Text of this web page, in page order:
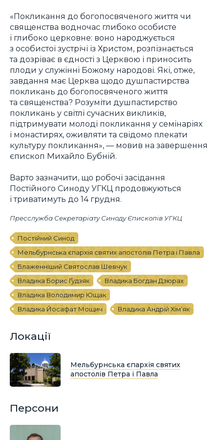
«Покликання до богопосвяченого життя чи
священства водночас глибоко особисте
і глибоко церковне: воно народжується
з особистої зустрічі із Христом, розпізнається
та дозріває в єдності з Церквою і приносить
плоди у служінні Божому народові. Які, отже,
завдання має Церква щодо душпастирства
покликань до богопосвяченого життя
та священства? Розуміти душпастирство
покликань у світлі сучасних викликів,
підтримувати молоді покликання у семінаріях
і монастирях, оживляти та свідомо плекати
культуру покликання», — мовив на завершення
єпископ Михайло Бубній.
Варто зазначити, що робочі засідання
Постійного Синоду УГКЦ продовжуються
і триватимуть до 14 грудня.
Пресслужба Секретаріату Синоду Єпископів УГКЦ
Постійний Синод
Мельбурнська єпархія святих апостолів Петра і Павла
Блаженніший Святослав Шевчук
Владика Борис Ґудзяк
Владика Богдан Дзюрах
Владика Володимир Ющак
Владика Йосафат Мощич
Владика Андрій Хім’як
Локації
Мельбурнська єпархія святих
апостолів Петра і Павла
Персони